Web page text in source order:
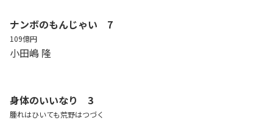
ナンボのもんじゃい 7
109億円
小田嶋 隆
身体のいいなり 3
腫れはひいても荒野はつづく